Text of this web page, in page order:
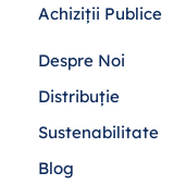
Achiziții Publice
Despre Noi
Distribuție
Sustenabilitate
Blog